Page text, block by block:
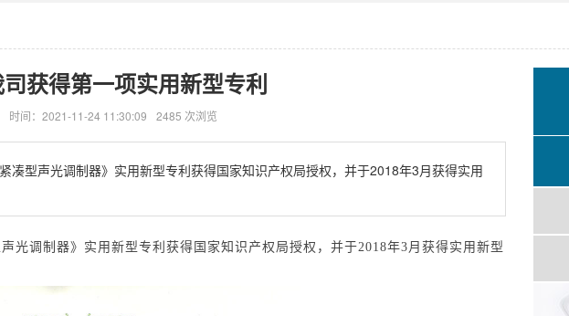
获得第一项实用新型专利
时间：2021-11-24 11:30:09 2485 次浏览
凑型声光调制器》实用新型专利获得国家知识产权局授权，并于2018年3月获得实用
光调制器》实用新型专利获得国家知识产权局授权，并于2018年3月获得实用新型